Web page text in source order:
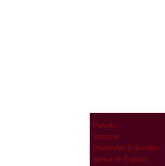
Portada
Vaticano
Realidades Eclesiales
Iglesia en España